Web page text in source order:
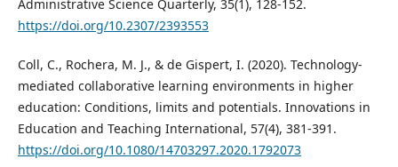
Administrative Science Quarterly, 35(1), 128-152.
https://doi.org/10.2307/2393553
Coll, C., Rochera, M. J., & de Gispert, I. (2020). Technology-
mediated collaborative learning environments in higher
education: Conditions, limits and potentials. Innovations in
Education and Teaching International, 57(4), 381-391.
https://doi.org/10.1080/14703297.2020.1792073